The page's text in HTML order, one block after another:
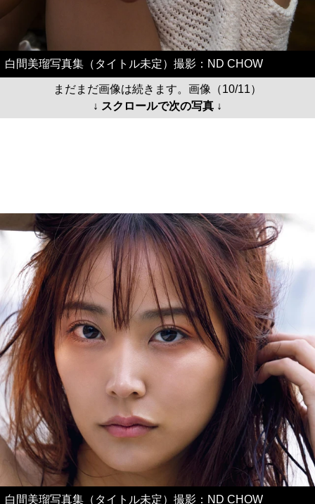
白間美瑠写真集（タイトル未定）撮影：ND CHOW
まだまだ画像は続きます。画像（10/11）
↓ スクロールで次の写真 ↓
白間美瑠写真集（タイトル未定）撮影：ND CHOW